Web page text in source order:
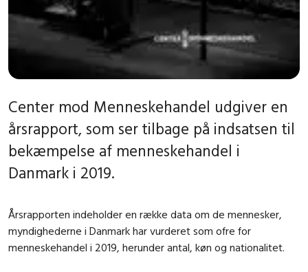
Center mod Menneskehandel udgiver en
årsrapport, som ser tilbage på indsatsen til
bekæmpelse af menneskehandel i
Danmark i 2019.
Årsrapporten indeholder en række data om de mennesker,
myndighederne i Danmark har vurderet som ofre for
menneskehandel i 2019, herunder antal, køn og nationalitet.